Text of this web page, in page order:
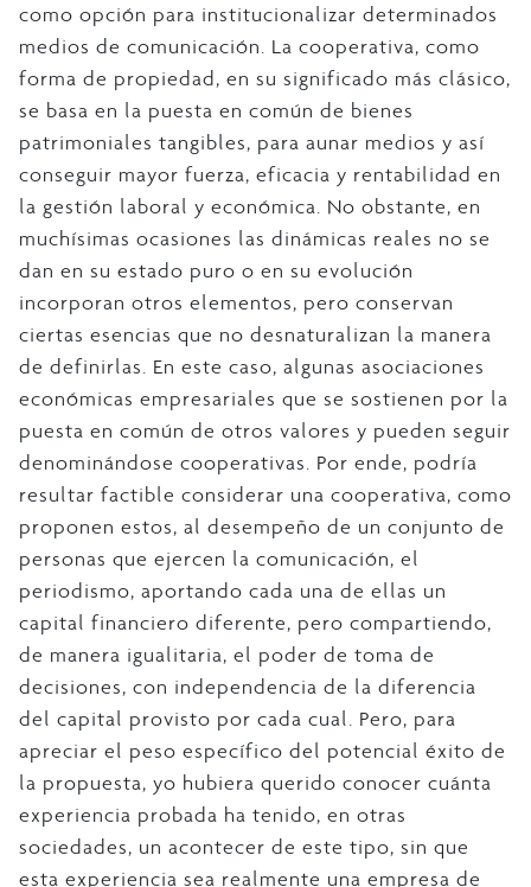
como opción para institucionalizar determinados
medios de comunicación. La cooperativa, como
forma de propiedad, en su significado más clásico,
se basa en la puesta en común de bienes
patrimoniales tangibles, para aunar medios y así
conseguir mayor fuerza, eficacia y rentabilidad en
la gestión laboral y económica. No obstante, en
muchísimas ocasiones las dinámicas reales no se
dan en su estado puro o en su evolución
incorporan otros elementos, pero conservan
ciertas esencias que no desnaturalizan la manera
de definirlas. En este caso, algunas asociaciones
económicas empresariales que se sostienen por la
puesta en común de otros valores y pueden seguir
denominándose cooperativas. Por ende, podría
resultar factible considerar una cooperativa, como
proponen estos, al desempeño de un conjunto de
personas que ejercen la comunicación, el
periodismo, aportando cada una de ellas un
capital financiero diferente, pero compartiendo,
de manera igualitaria, el poder de toma de
decisiones, con independencia de la diferencia
del capital provisto por cada cual. Pero, para
apreciar el peso específico del potencial éxito de
la propuesta, yo hubiera querido conocer cuánta
experiencia probada ha tenido, en otras
sociedades, un acontecer de este tipo, sin que
esta experiencia sea realmente una empresa de